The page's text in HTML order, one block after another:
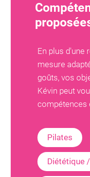
En plus d'une
mesure
goûts, vos
Kévin peut
compétences
Pilates
Diététique